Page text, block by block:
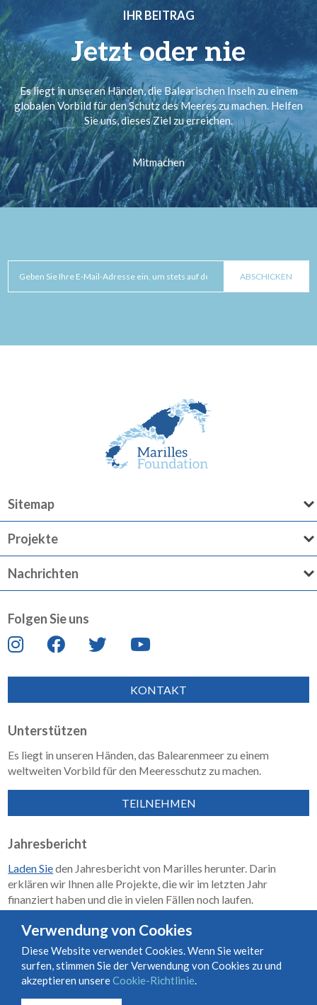
IHR BEITRAG
Jetzt oder nie
Es liegt in unseren Händen, die Balearischen Inseln zu einem
globalen Vorbild für den Schutz des Meeres zu machen. Helfen
Sie uns, dieses Ziel zu erreichen.
Mitmachen
Sitemap
Projekte
Nachrichten
Folgen Sie uns
KONTAKT
Unterstützen
Es liegt in unseren Händen, das Balearenmeer zu einem
weltweiten Vorbild für den Meeresschutz zu machen.
TEILNEHMEN
Jahresbericht
Laden Sieden Jahresbericht von Marilles herunter. Darin
erklären wir Ihnen alle Projekte, die wir im letzten Jahr
finanziert haben und die in vielen Fällen noch laufen.
Wirkungsbericht 2018–2023
Nutzungs- und Vertragsbedingungen
Cookie-Richtlinie
Verwendung von Cookies
Diese Website verwendet Cookies. Wenn Sie weiter
surfen, stimmen Sie der Verwendung von Cookies zu und
akzeptieren unsereCookie-Richtlinie.